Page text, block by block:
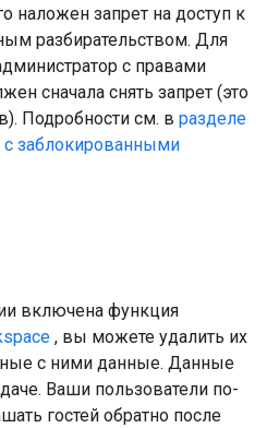
наложен запрет на доступ к
разбирательством. Для
с правами
сначала снять запрет (это
Подробности см. в разделе
с заблокированными
включена функция
, вы можете удалить их
с ними данные. Данные
Ваши пользователи по-
гостей обратно после